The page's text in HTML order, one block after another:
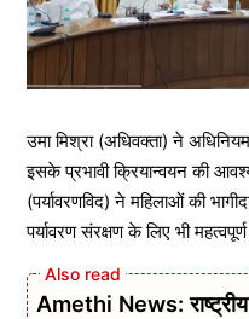
उमा मिश्रा (अधिवक्ता) ने
इसके प्रभावी क्रियान्वयन की
(पर्यावरणविद) ने महिलाओं की
पर्यावरण संरक्षण के लिए भी महत्वपूर्ण
Amethi News: राष्ट्रीय